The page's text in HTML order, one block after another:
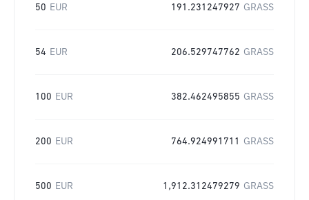
50 EUR 191.231247927 GRASS
54 EUR 206.529747762 GRASS
100 EUR 382.462495855 GRASS
200 EUR 764.924991711 GRASS
500 EUR 1,912.312479279 GRASS